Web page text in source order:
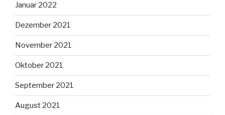
Januar 2022
Dezember 2021
November 2021
Oktober 2021
September 2021
August 2021